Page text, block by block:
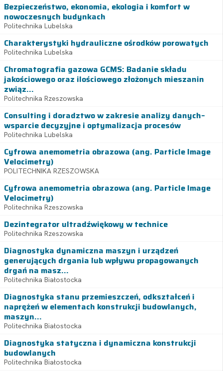
Bezpieczeństwo, ekonomia, ekologia i komfort w
nowoczesnych budynkach
Politechnika Lubelska
Charakterystyki hydrauliczne ośrodków porowatych
Politechnika Lubelska
Chromatografia gazowa GCMS: Badanie składu
jakościowego oraz ilościowego złożonych mieszanin
związ...
Politechnika Rzeszowska
Consulting i doradztwo w zakresie analizy danych–
wsparcie decyzyjne i optymalizacja procesów
Politechnika Lubelska
Cyfrowa anemometria obrazowa (ang. Particle Image
Velocimetry)
POLITECHNIKA RZESZOWSKA
Cyfrowa anemometria obrazowa (ang. Particle Image
Velocimetry)
Politechnika Rzeszowska
Dezintegrator ultradźwiękowy w technice
Politechnika Rzeszowska
Diagnostyka dynamiczna maszyn i urządzeń
generujących drgania lub wpływu propagowanych
drgań na masz...
Politechnika Białostocka
Diagnostyka stanu przemieszczeń, odkształceń i
naprężeń w elementach konstrukcji budowlanych,
maszyn...
Politechnika Białostocka
Diagnostyka statyczna i dynamiczna konstrukcji
budowlanych
Politechnika Białostocka